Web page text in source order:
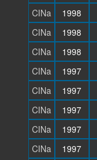
CINa
1998
CINa
1998
CINa
1998
CINa
1997
CINa
1997
CINa
1997
CINa
1997
CINa
1997